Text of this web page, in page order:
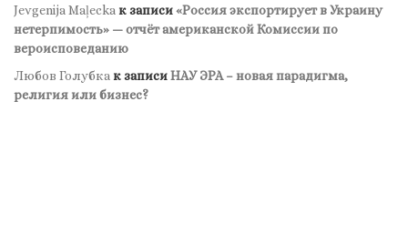
Jevgenija Maļecka к записи«Россия экспортирует в Украину
нетерпимость» — отчёт американской Комиссии по
вероисповеданию
Любов Голубка к записиНАУ ЭРА – новая парадигма,
религия или бизнес?